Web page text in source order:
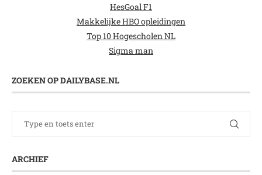
HesGoal F1
Makkelijke HBO opleidingen
Top 10 Hogescholen NL
Sigma man
ZOEKEN OP DAILYBASE.NL
ARCHIEF